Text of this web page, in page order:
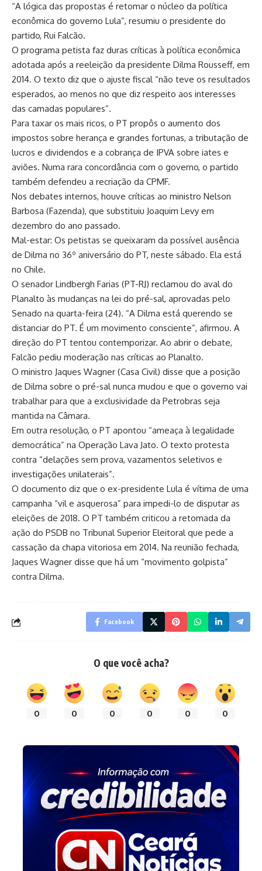
“A lógica das propostas é retomar o núcleo da política
econômica do governo Lula”, resumiu o presidente do
partido, Rui Falcão.
O programa petista faz duras críticas à política econômica
adotada após a reeleição da presidente Dilma Rousseff, em
2014. O texto diz que o ajuste fiscal “não teve os resultados
esperados, ao menos no que diz respeito aos interesses
das camadas populares”.
Para taxar os mais ricos, o PT propôs o aumento dos
impostos sobre herança e grandes fortunas, a tributação de
lucros e dividendos e a cobrança de IPVA sobre iates e
aviões. Numa rara concordância com o governo, o partido
também defendeu a recriação da CPMF.
Nos debates internos, houve críticas ao ministro Nelson
Barbosa (Fazenda), que substituiu Joaquim Levy em
dezembro do ano passado.
Mal-estar: Os petistas se queixaram da possível ausência
de Dilma no 36º aniversário do PT, neste sábado. Ela está
no Chile.
O senador Lindbergh Farias (PT-RJ) reclamou do aval do
Planalto às mudanças na lei do pré-sal, aprovadas pelo
Senado na quarta-feira (24). “A Dilma está querendo se
distanciar do PT. É um movimento consciente”, afirmou. A
direção do PT tentou contemporizar. Ao abrir o debate,
Falcão pediu moderação nas críticas ao Planalto.
O ministro Jaques Wagner (Casa Civil) disse que a posição
de Dilma sobre o pré-sal nunca mudou e que o governo vai
trabalhar para que a exclusividade da Petrobras seja
mantida na Câmara.
Em outra resolução, o PT apontou “ameaça à legalidade
democrática” na Operação Lava Jato. O texto protesta
contra “delações sem prova, vazamentos seletivos e
investigações unilaterais”.
O documento diz que o ex-presidente Lula é vítima de uma
campanha “vil e asquerosa” para impedi-lo de disputar as
eleições de 2018. O PT também criticou a retomada da
ação do PSDB no Tribunal Superior Eleitoral que pede a
cassação da chapa vitoriosa em 2014. Na reunião fechada,
Jaques Wagner disse que há um “movimento golpista”
contra Dilma.
Facebook
O que você acha?
0 0 0 0 0 0